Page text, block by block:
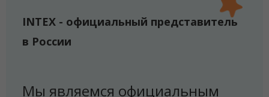
INTEX - официальный представитель
в России
Мы являемся официальным